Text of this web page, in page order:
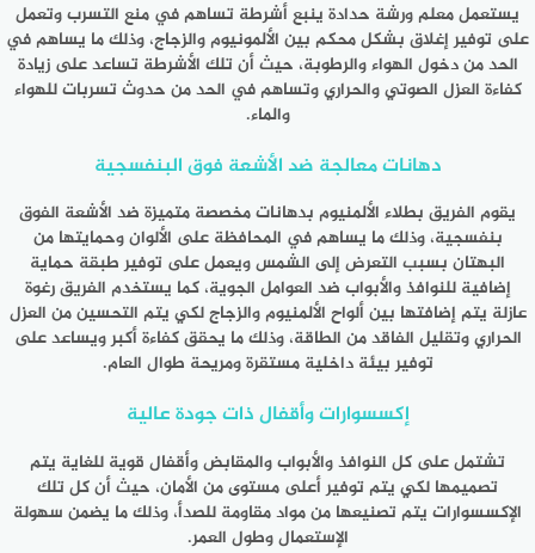
يستعمل معلم ورشة حدادة ينبعأشرطة تساهم في منع التسرب وتعمل
على توفير إغلاق بشكل محكم بين الألمونيوم والزجاج، وذلك ما يساهم في
الحد من دخول الهواء والرطوبة، حيث أن تلك الأشرطة تساعد على زيادة
كفاءة العزل الصوتي والحراري وتساهم في الحد من حدوث تسربات للهواء
والماء.
دهانات معالجة ضد الأشعة فوق البنفسجية
يقوم الفريق بطلاء الألمنيوم بدهانات مخصصة متميزة ضد الأشعة الفوق
بنفسجية، وذلك ما يساهم في المحافظة على الألوان وحمايتها من
البهتان بسبب التعرض إلى الشمس ويعمل على توفير طبقة حماية
إضافية للنوافذ والأبواب ضد العوامل الجوية، كما يستخدم الفريق رغوة
عازلة يتم إضافتها بين ألواح الألمنيوم والزجاج لكي يتم التحسين من العزل
الحراري وتقليل الفاقد من الطاقة، وذلك ما يحقق كفاءة أكبر ويساعد على
توفير بيئة داخلية مستقرة ومريحة طوال العام.
إكسسوارات وأقفال ذات جودة عالية
تشتمل على كل النوافذ والأبواب والمقابض وأقفال قوية للغاية يتم
تصميمها لكي يتم توفير أعلى مستوى من الأمان، حيث أن كل تلك
الإكسسوارات يتم تصنيعها من مواد مقاومة للصدأ، وذلك ما يضمن سهولة
الإستعمال وطول العمر.